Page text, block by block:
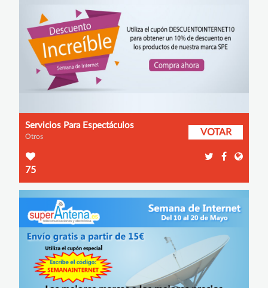
Servicios Para Espectáculos
Otros VOTAR
75